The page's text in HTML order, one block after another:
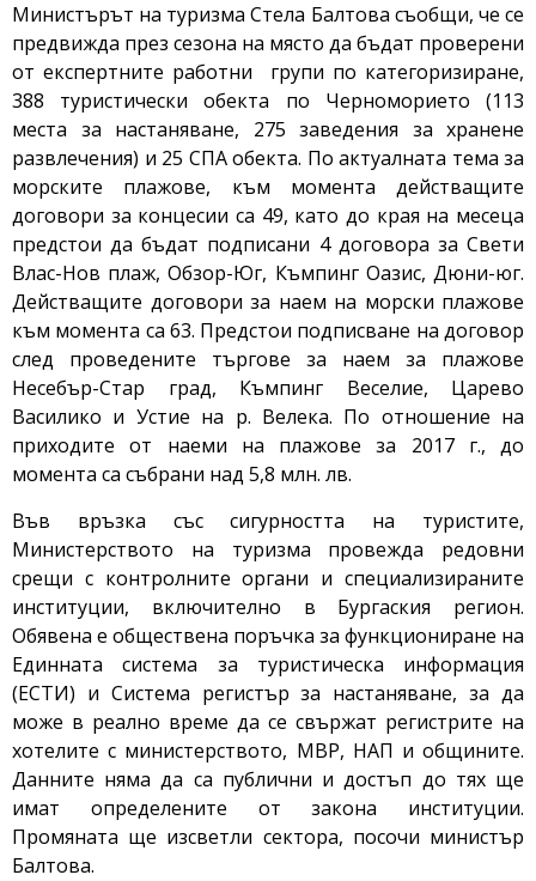
Министърът на туризма Стела Балтова съобщи, че се
предвижда през сезона на място да бъдат проверени
от експертните работни групи по категоризиране,
388 туристически обекта по Черноморието (113
места за настаняване, 275 заведения за хранене
развлечения) и 25 СПА обекта. По актуалната тема за
морските плажове, към момента действащите
договори за концесии са 49, като до края на месеца
предстои да бъдат подписани 4 договора за Свети
Влас-Нов плаж, Обзор-Юг, Къмпинг Оазис, Дюни-юг.
Действащите договори за наем на морски плажове
към момента са 63. Предстои подписване на договор
след проведените търгове за наем за плажове
Несебър-Стар град, Къмпинг Веселие, Царево
Василико и Устие на р. Велека. По отношение на
приходите от наеми на плажове за 2017 г., до
момента са събрани над 5,8 млн. лв.
Във връзка със сигурността на туристите,
Министерството на туризма провежда редовни
срещи с контролните органи и специализираните
институции, включително в Бургаския регион.
Обявена е обществена поръчка за функциониране на
Единната система за туристическа информация
(ЕСТИ) и Система регистър за настаняване, за да
може в реално време да се свържат регистрите на
хотелите с министерството, МВР, НАП и общините.
Данните няма да са публични и достъп до тях ще
имат определените от закона институции.
Промяната ще изсветли сектора, посочи министър
Балтова.